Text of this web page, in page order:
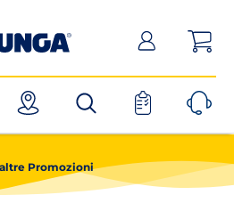
in un nuovo tab)
Promozioni